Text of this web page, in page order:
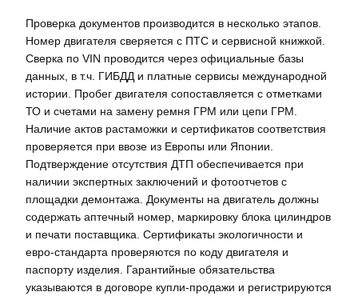
Проверка документов производится в несколько этапов.
Номер двигателя сверяется с ПТС и сервисной книжкой.
Сверка по VIN проводится через официальные базы
данных, в т.ч. ГИБДД и платные сервисы международной
истории. Пробег двигателя сопоставляется с отметками
ТО и счетами на замену ремня ГРМ или цепи ГРМ.
Наличие актов растаможки и сертификатов соответствия
проверяется при ввозе из Европы или Японии.
Подтверждение отсутствия ДТП обеспечивается при
наличии экспертных заключений и фотоотчетов с
площадки демонтажа. Документы на двигатель должны
содержать аптечный номер, маркировку блока цилиндров
и печати поставщика. Сертификаты экологичности и
евро-стандарта проверяются по коду двигателя и
паспорту изделия. Гарантийные обязательства
указываются в договоре купли-продажи и регистрируются